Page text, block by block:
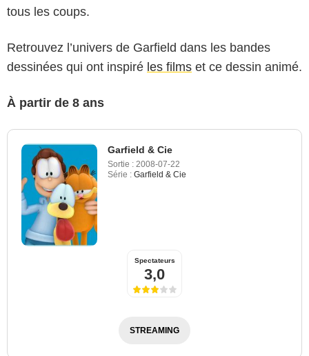
tous les coups.
Retrouvez l’univers de Garfield dans les bandes
dessinées qui ont inspiré les films et ce dessin animé.
À partir de 8 ans
Garfield & Cie
Sortie : 2008-07-22
Série : Garfield & Cie
Spectateurs
3,0
STREAMING